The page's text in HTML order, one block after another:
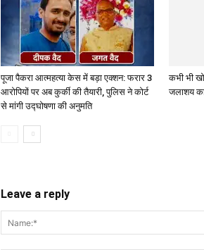
पूजा पैकरा आत्महत्या केस में बड़ा एक्शन: फरार 3
आरोपियों पर अब कुर्की की तैयारी, पुलिस ने कोर्ट
से मांगी उद्घोषणा की अनुमति
Leave a reply